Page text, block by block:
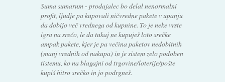
Suma sumarum - prodajalec bo delal nenormalni
profit, ljudje pa kupovali ničvredne pakete v upanju
da dobijo več vrednega od kupnine. To je neke vrste
igra na srečo, le da tukaj ne kupuješ loto srečke
ampak pakete, kjer je pa večina paketov nedobitnih
(manj vrednih od nakupa) in je sistem zelo podoben
tistemu, ko na blagajni od trgovine/loterije/pošte
kupiš hitro srečko in jo podrgneš.